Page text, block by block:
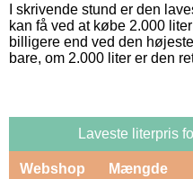
I skrivende stund er den
kan få ved at købe 2.000
billigere end ved den
bare, om 2.000 liter er den
Laveste literpris
Webshop Mængde